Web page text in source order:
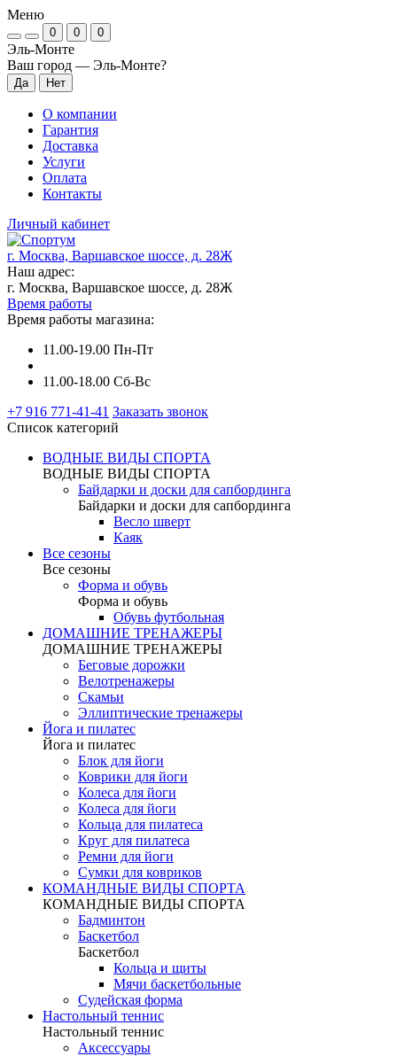
Меню
0 0 0
Эль-Монте
Ваш город — Эль-Монте?
О компании
Гарантия
Доставка
Услуги
Оплата
Контакты
Личный кабинет
г. Москва, Варшавское шоссе, д. 28Ж
Наш адрес:
г. Москва, Варшавское шоссе, д. 28Ж
Время работы
Время работы магазина:
11.00-19.00 Пн-Пт
11.00-18.00 Сб-Вс
+7 916 771-41-41 Заказать звонок
Список категорий
ВОДНЫЕ ВИДЫ СПОРТА
ВОДНЫЕ ВИДЫ СПОРТА
Байдарки и доски для сапбординга
Байдарки и доски для сапбординга
Весло шверт
Каяк
Все сезоны
Все сезоны
Форма и обувь
Форма и обувь
Обувь футбольная
ДОМАШНИЕ ТРЕНАЖЕРЫ
ДОМАШНИЕ ТРЕНАЖЕРЫ
Беговые дорожки
Велотренажеры
Скамьи
Эллиптические тренажеры
Йога и пилатес
Йога и пилатес
Блок для йоги
Коврики для йоги
Колеса для йоги
Колеса для йоги
Кольца для пилатеса
Круг для пилатеса
Ремни для йоги
Сумки для ковриков
КОМАНДНЫЕ ВИДЫ СПОРТА
КОМАНДНЫЕ ВИДЫ СПОРТА
Бадминтон
Баскетбол
Баскетбол
Кольца и щиты
Мячи баскетбольные
Судейская форма
Настольный теннис
Настольный теннис
Аксессуары